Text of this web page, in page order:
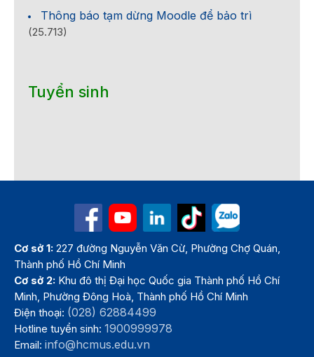
Thông báo tạm dừng Moodle để bảo trì
(25.713)
Tuyển sinh
Cơ sở 1: 227 đường Nguyễn Văn Cừ, Phường Chợ Quán,
Thành phố Hồ Chí Minh
Cơ sở 2: Khu đô thị Đại học Quốc gia Thành phố Hồ Chí
Minh, Phường Đông Hoà, Thành phố Hồ Chí Minh
Điện thoại: (028) 62884499
Hotline tuyển sinh:1900999978
Email:info@hcmus.edu.vn